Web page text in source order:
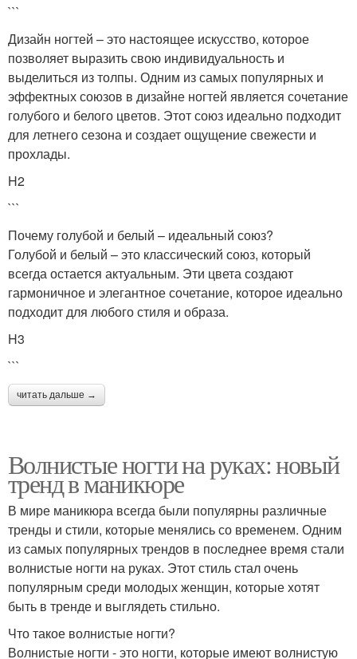
```
Дизайн ногтей – это настоящее искусство, которое
позволяет выразить свою индивидуальность и
выделиться из толпы. Одним из самых популярных и
эффектных союзов в дизайне ногтей является сочетание
голубого и белого цветов. Этот союз идеально подходит
для летнего сезона и создает ощущение свежести и
прохлады.
H2
```
Почему голубой и белый – идеальный союз?
Голубой и белый – это классический союз, который
всегда остается актуальным. Эти цвета создают
гармоничное и элегантное сочетание, которое идеально
подходит для любого стиля и образа.
H3
```
читать дальше →
Волнистые ногти на руках: новый
тренд в маникюре
В мире маникюра всегда были популярны различные
тренды и стили, которые менялись со временем. Одним
из самых популярных трендов в последнее время стали
волнистые ногти на руках. Этот стиль стал очень
популярным среди молодых женщин, которые хотят
быть в тренде и выглядеть стильно.
Что такое волнистые ногти?
Волнистые ногти - это ногти, которые имеют волнистую